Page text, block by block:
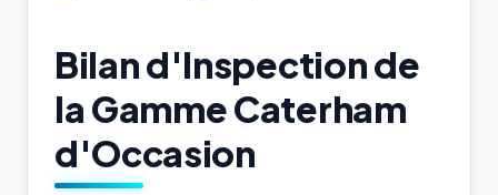
Bilan d'Inspection de
la Gamme Caterham
d'Occasion